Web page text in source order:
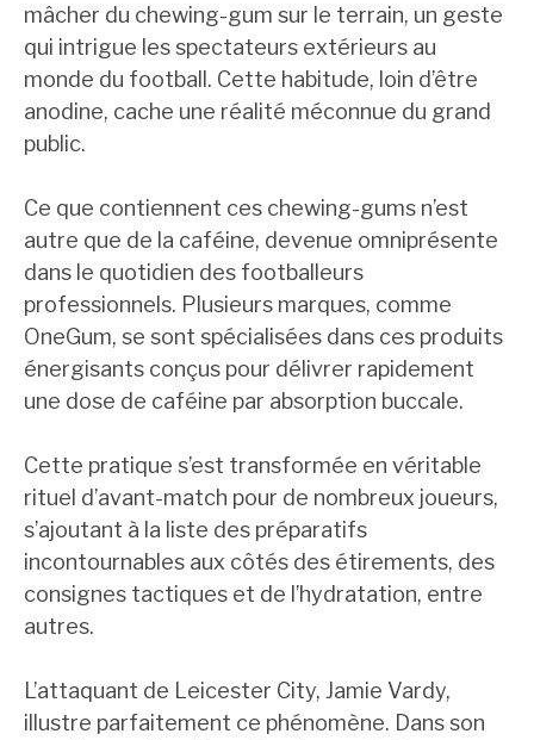
mâcher du chewing-gum sur le terrain, un geste
qui intrigue les spectateurs extérieurs au
monde du football. Cette habitude, loin d’être
anodine, cache une réalité méconnue du grand
public.
Ce que contiennent ces chewing-gums n’est
autre que de la caféine, devenue omniprésente
dans le quotidien des footballeurs
professionnels. Plusieurs marques, comme
OneGum, se sont spécialisées dans ces produits
énergisants conçus pour délivrer rapidement
une dose de caféine par absorption buccale.
Cette pratique s’est transformée en véritable
rituel d’avant-match pour de nombreux joueurs,
s’ajoutant à la liste des préparatifs
incontournables aux côtés des étirements, des
consignes tactiques et de l’hydratation, entre
autres.
L’attaquant de Leicester City, Jamie Vardy,
illustre parfaitement ce phénomène. Dans son